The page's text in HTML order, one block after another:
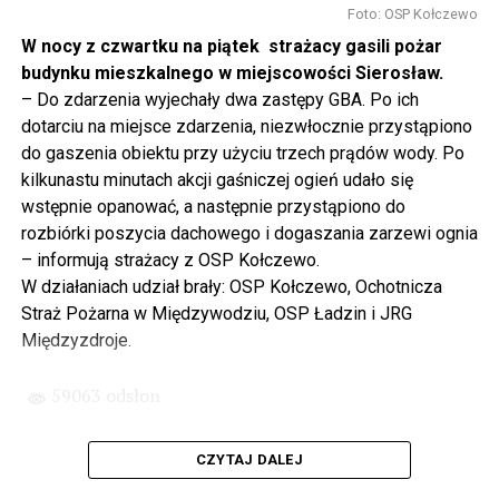
to tunel pod Świną do dzisiaj byłby w sferze
projektowania i dyskusji. Ważny tutaj był wkład
samorządu, ale to rząd PiS podjął w tej sprawie
najważniejsze decyzje. Powstał dzięki ogromnej
determinacji rządu najpierw Pani Premier Beaty Szydło,
a następnie Pana Premiera Mateusza Morawieckiego.
Chciałbym podziękować Panu Premierowi za to jak
osobiście pilnował powstania tej inwestycji. Cieszymy
się, że turyści również korzystają z tunelu, cieszymy się,
że wśród tych 4 milionów samochodów, które
przejechały już otwartym tunelem w Świnoujściu,
przyjechało tutaj do nas tak wielu turystów z zagranicy
– powiedział Wiceprezes PiS Joachim Brudziński w
zainwestowano ogromne pieniądze w modernizację
poszczególnych portów, w tym w Szczecinie, w
Foto: OSP Kołczewo
W nocy z czwartku na piątek strażacy gasili pożar
budynku mieszkalnego w miejscowości Sierosław.
– Do zdarzenia wyjechały dwa zastępy GBA. Po ich
dotarciu na miejsce zdarzenia, niezwłocznie przystąpiono
do gaszenia obiektu przy użyciu trzech prądów wody. Po
kilkunastu minutach akcji gaśniczej ogień udało się
wstępnie opanować, a następnie przystąpiono do
rozbiórki poszycia dachowego i dogaszania zarzewi ognia
– informują strażacy z OSP Kołczewo.
W działaniach udział brały: OSP Kołczewo, Ochotnicza
Straż Pożarna w Międzywodziu, OSP Ładzin i JRG
Międzyzdroje.
CZYTAJ DALEJ